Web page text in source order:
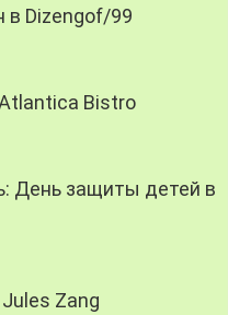
в Dizengof/99
Bistro
День защиты детей в
Zang